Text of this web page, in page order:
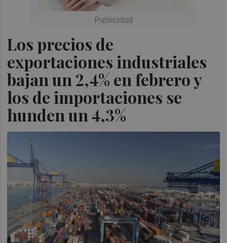
Los precios de
exportaciones industriales
bajan un 2,4% en febrero y
los de importaciones se
hunden un 4,3%